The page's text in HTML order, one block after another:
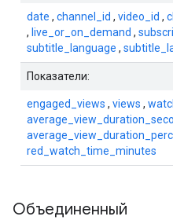
date , channel_id , video_id ,
, live_or_on_demand ,
subtitle_language ,
Показатели:
engaged_views , views ,
red_watch_time_minutes
Объединенный